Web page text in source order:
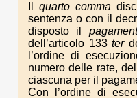
Ilquarto comma
sentenza o con il
disposto il
dell’articolo 133ter
l’ordine di
numero delle rate,
ciascuna per il
Con l’ordine di